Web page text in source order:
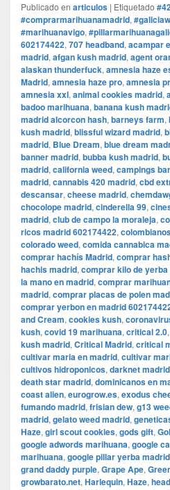
Publicado en articulos | Etiquetado
#comprarmarihuanamadrid,
#marihuanavigo,
602174422, 707 headband, acampar
madrid, afgan kush madrid, agent
alaskan thunderfuck, amnesia haze
Madrid, amnesia haze pro, amnesia
amnesia xxl, animal cookies madrid,
badoo marihuana, banana kush
madrid alcorcon hash, barneys farm,
kush madrid, blissful wizard madrid,
madrid, Blue Dream, blue dream
banner madrid, bubba kush madrid,
madrid, california weed, campings
madrid, cannabis 420 madrid, cbd
descansar, cheese madrid,
chocolope madrid, cinderella 99,
madrid, club de campo la moraleja,
ricos madrid 602174422,
colorado weed, comida cannabica
comprar hachís Madrid, comprar
hachis madrid, comprar kilo de
la mano en madrid, comprar
madrid, comprar placas de polen
comprar yerbon en madrid
and Cream, cookies kush,
kush, covid 19 marihuana, critical 2.0,
kush madrid, Critical Madrid, critical
cultivar maria en madrid, cultivar
cultivos hidroponicos, darknet madrid
death star madrid, dominicanos en
coast alien, eurogrow.es, exodus
fumando madrid, frisian dew, g13
madrid, gelato weed madrid,
Haze, girl scout cookies, gods gift,
google adwords marihuana, google
marihuana, google pillar yerba madrid
grand daddy purple, Grape Ape,
growbarato.net, Harlequin, Haze,